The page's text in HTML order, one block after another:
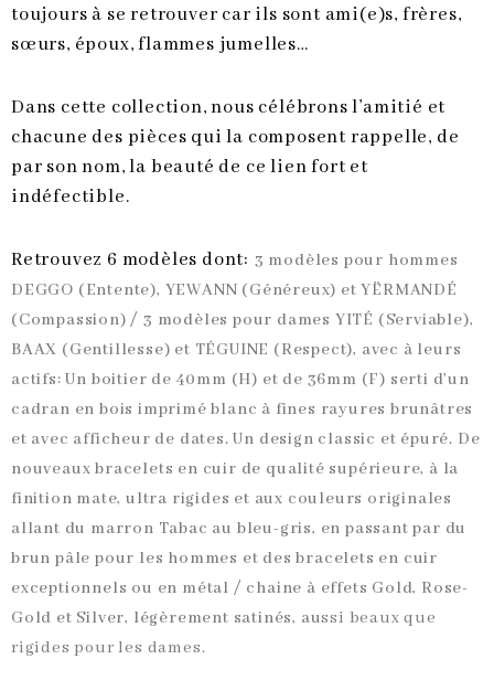
toujours à se retrouver car ils sont ami(e)s, frères,
sœurs, époux, flammes jumelles…
Dans cette collection, nous célébrons l’amitié et
chacune des pièces qui la composent rappelle, de
par son nom, la beauté de ce lien fort et
indéfectible.
Retrouvez 6 modèles dont: 3 modèles pour hommes
DEGGO (Entente), YEWANN (Généreux) et YËRMANDÉ
(Compassion) / 3 modèles pour dames YITÉ (Serviable),
BAAX (Gentillesse) et TÉGUINE (Respect), avec à leurs
actifs: Un boitier de 40mm (H) et de 36mm (F) serti d’un
cadran en bois imprimé blanc à fines rayures brunâtres
et avec afficheur de dates. Un design classic et épuré. De
nouveaux bracelets en cuir de qualité supérieure, à la
finition mate, ultra rigides et aux couleurs originales
allant du marron Tabac au bleu-gris, en passant par du
brun pâle pour les hommes et des bracelets en cuir
exceptionnels ou en métal / chaine à effets Gold, Rose-
Gold et Silver, légèrement satinés, aussi beaux que
rigides pour les dames.